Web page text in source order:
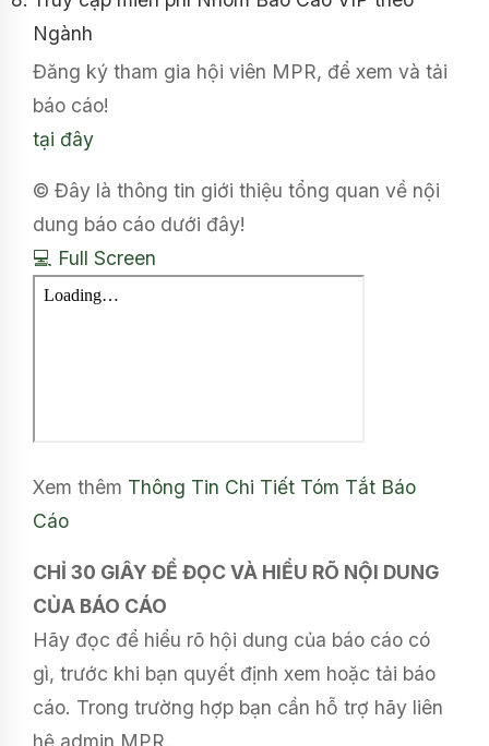
Ngành
Đăng ký tham gia hội viên MPR, để xem và tải
báo cáo!
tại đây
© Đây là thông tin giới thiệu tổng quan về nội
dung báo cáo dưới đây!
💻 Full Screen
Xem thêm Thông Tin Chi Tiết Tóm Tắt Báo
Cáo
CHỈ 30 GIÂY ĐỂ ĐỌC VÀ HIỂU RÕ NỘI DUNG
CỦA BÁO CÁO
Hãy đọc để hiểu rõ hội dung của báo cáo có
gì, trước khi bạn quyết định xem hoặc tải báo
cáo. Trong trường hợp bạn cần hỗ trợ hãy liên